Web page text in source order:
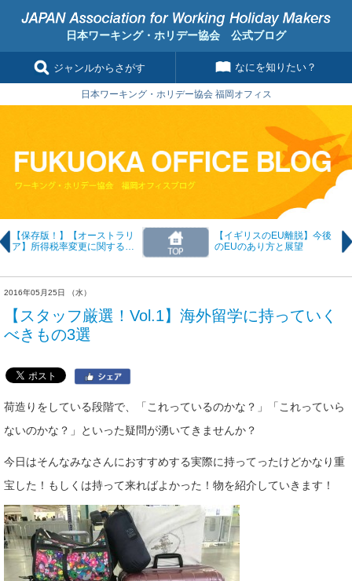
日本ワーキング・ホリデー協会 公式ブログ
ジャンルからさがす なにを知りたい？
日本ワーキング・ホリデー協会 福岡オフィス
【保存版！】【オーストラリ
ア】所得税率変更に関する基
【イギリスのEU離脱】今後
のEUのあり方と展望
2016年05月25日 （水）
【スタッフ厳選！Vol.1】海外留学に持っていく
べきもの3選
荷造りをしている段階で、「これっているのかな？」「これっていら
ないのかな？」といった疑問が湧いてきませんか？
今日はそんなみなさんにおすすめする実際に持ってったけどかなり重
宝した！もしくは持って来ればよかった！物を紹介していきます！